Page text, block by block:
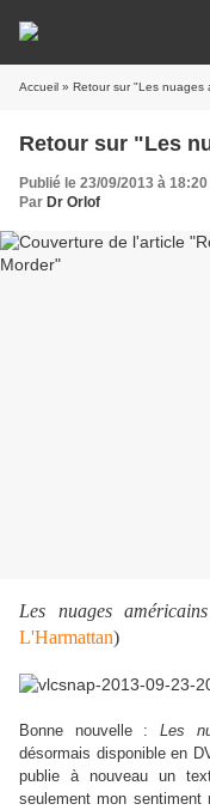
Accueil » Retour sur "Les nuages
Retour sur "Les
Publié le 23/09/2013 à 18:20
Par Dr Orlof
Les nuages américains
L'Harmattan)
Bonne nouvelle : Les
désormais disponible en
publie à nouveau un
seulement mon